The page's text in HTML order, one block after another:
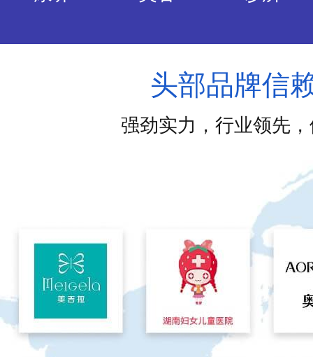
医美 教育 家政
头部品牌信
强劲实力，行业领先